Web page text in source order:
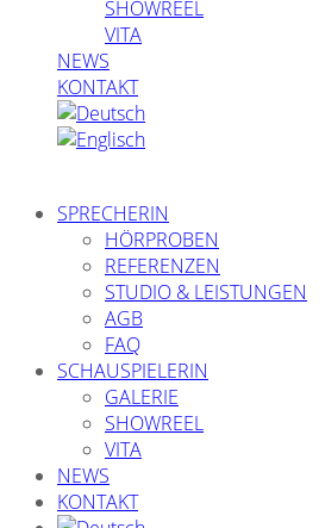
SHOWREEL
VITA
NEWS
KONTAKT
SPRECHERIN
HÖRPROBEN
REFERENZEN
STUDIO & LEISTUNGEN
AGB
FAQ
SCHAUSPIELERIN
GALERIE
SHOWREEL
VITA
NEWS
KONTAKT